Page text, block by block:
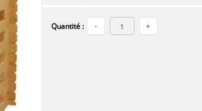
Quantité :